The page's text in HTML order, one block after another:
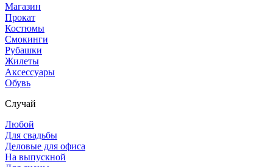
Магазин
Прокат
Костюмы
Смокинги
Рубашки
Жилеты
Аксессуары
Обувь
Случай
Любой
Для свадьбы
Деловые для офиса
На выпускной